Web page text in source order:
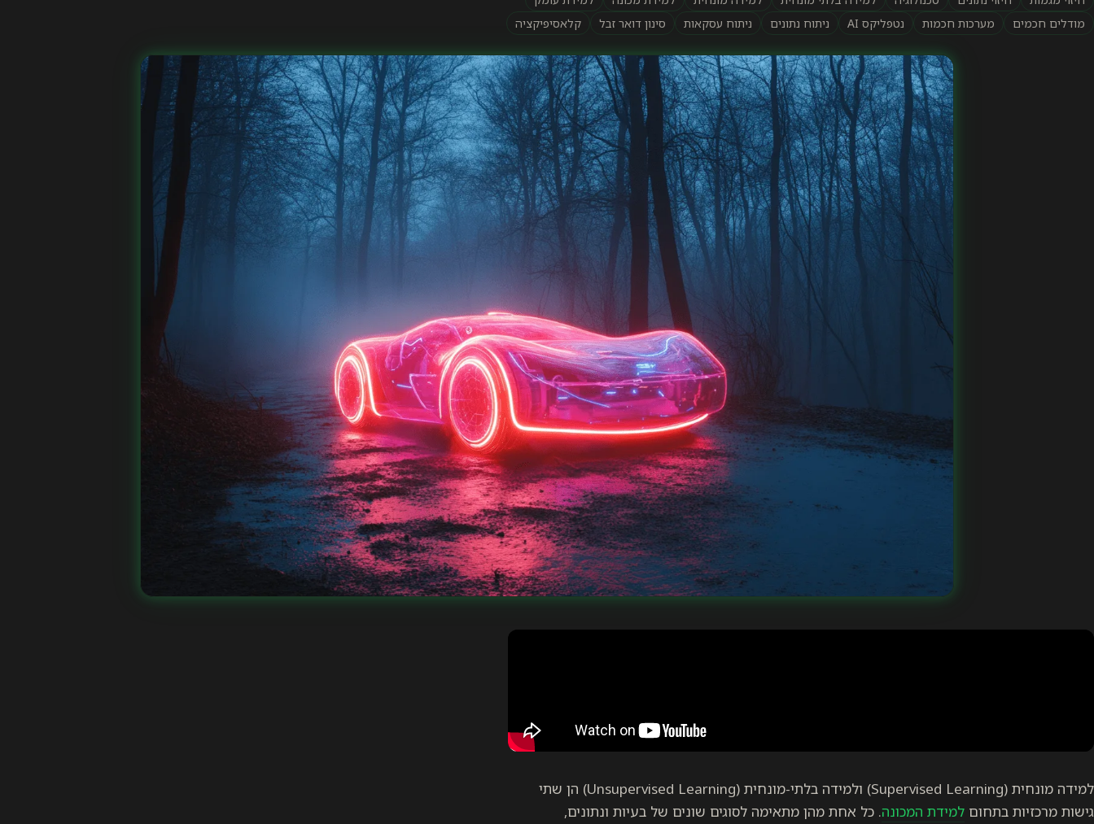
מודלים חכמים
מערכות חכמות נטפליקס AI ניתוח נתונים ניתוח עסקאות סינון דואר זבל קלאסיפיקציה
למידה מונחית (Supervised Learning) ולמידה בלתי-מונחית (Unsupervised Learning) הן שתי
גישות מרכזיות בתחום למידת המכונה. כל אחת מהן מתאימה לסוגים שונים של בעיות ונתונים,